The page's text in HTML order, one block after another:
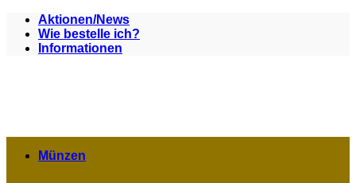
Zum
Inhalt
springen
Aktionen/News
Wie bestelle ich?
Informationen
Münzen